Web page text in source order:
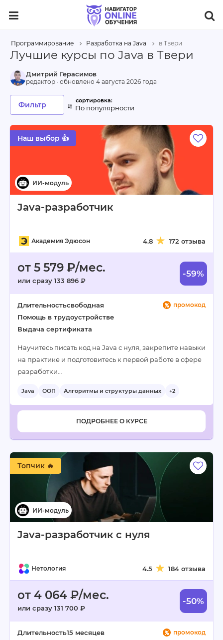
Программирование Разработка на Java в Твери
Лучшие курсы по Java в Твери
Java-разработчик
Академия Эдюсон 4.8 172 отзыва
от 5 579 ₽/мес.
или сразу 133 896 ₽
-59%
промокод
Длительностьсвободная
Помощь в трудоустройстве
Выдача сертификата
Научитесь писать код на Java с нуля, закрепите навыки
на практике и подготовитесь к первой работе в сфере
разработки…
Java ООП Алгоритмы и структуры данных +2
ПОДРОБНЕЕ О КУРСЕ
Наш выбор 👍
Java-разработчик с нуля
Нетология 4.5 184 отзыва
от 4 064 ₽/мес.
или сразу 131 700 ₽
-50%
промокод
Длительность15 месяцев
Топчик 🔥
Дмитрий Герасимов
редактор · обновлено 4 августа 2026 года
Фильтр По популярности